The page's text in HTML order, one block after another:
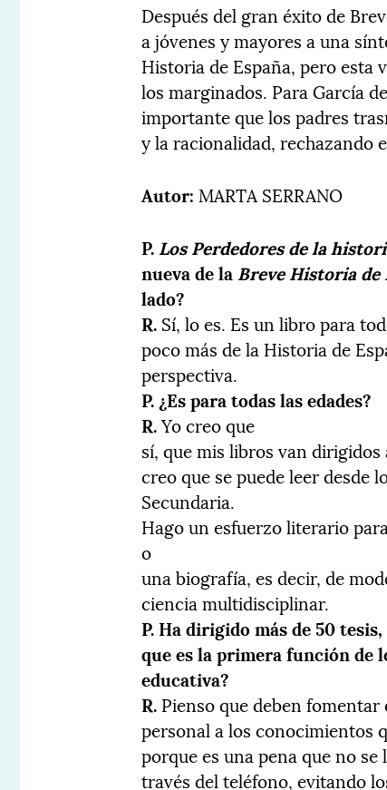
Después del gran éxito de
a jóvenes y mayores a una
Historia de España, pero esta
los marginados. Para García
importante que los padres
y la racionalidad, rechazando
Autor:MARTA SERRANO
P. Los Perdedores de la
nueva de la Breve Historia de
lado?
R. Sí, lo es. Es un libro para
poco más de la Historia de
perspectiva.
P. ¿Es para todas las edades?
R.Yo creo que
sí, que mis libros van
creo que se puede leer desde
Secundaria.
Hago un esfuerzo literario
o
una biografía, es decir, de
ciencia multidisciplinar.
P. Ha dirigido más de 50
que es la primera función de
educativa?
R. Pienso que deben
personal a los conocimientos
porque es una pena que no
través del teléfono, evitando